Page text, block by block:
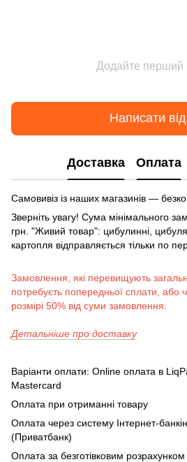
Додайте перший
Написати
Доставка Оплата
Самовивіз із наших магазинів —
Зверніть увагу! Сума мінімального
грн. "Живий товар": цибулинні,
картопля відправляється тільки по
Замовлення, які перевищують
потребуєть попередньої сплати, або
розмірі 50% від суми замовлення.
Детальніше про доставку
Варіанти оплати: Online оплата в
Mastercard
Оплата при отриманні товару
Оплата через систему Інтернет-
(Приватбанк)
Оплата за безготівковим розрахунком